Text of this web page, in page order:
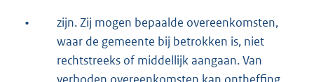
•
zijn. Zij mogen bepaalde overeenkomsten,
waar de gemeente bij betrokken is, niet
rechtstreeks of middellijk aangaan. Van